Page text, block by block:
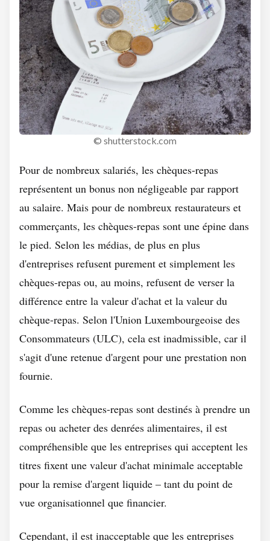
© shutterstock.com
Pour de nombreux salariés, les chèques-repas
représentent un bonus non négligeable par rapport
au salaire. Mais pour de nombreux restaurateurs et
commerçants, les chèques-repas sont une épine dans
le pied. Selon les médias, de plus en plus
d'entreprises refusent purement et simplement les
chèques-repas ou, au moins, refusent de verser la
différence entre la valeur d'achat et la valeur du
chèque-repas. Selon l'Union Luxembourgeoise des
Consommateurs (ULC), cela est inadmissible, car il
s'agit d'une retenue d'argent pour une prestation non
fournie.
Comme les chèques-repas sont destinés à prendre un
repas ou acheter des denrées alimentaires, il est
compréhensible que les entreprises qui acceptent les
titres fixent une valeur d'achat minimale acceptable
pour la remise d'argent liquide – tant du point de
vue organisationnel que financier.
Cependant, il est inacceptable que les entreprises